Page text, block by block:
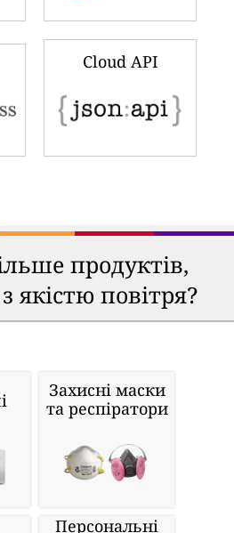
Cloud API
продуктів,
якістю повітря?
Захисні маски
та респіратори
Персональні